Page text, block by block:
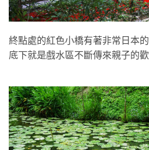
終點處的紅色小橋有著非常日本
底下就是戲水區不斷傳來親子的